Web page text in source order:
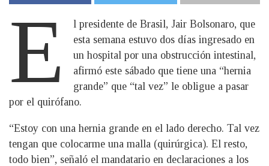
E
l presidente de Brasil, Jair Bolsonaro, que
esta semana estuvo dos días ingresado en
un hospital por una obstrucción intestinal,
afirmó este sábado que tiene una “hernia
grande” que “tal vez” le obligue a pasar
por el quirófano.
“Estoy con una hernia grande en el lado derecho. Tal vez
tengan que colocarme una malla (quirúrgica). El resto,
todo bien”, señaló el mandatario en declaraciones a los